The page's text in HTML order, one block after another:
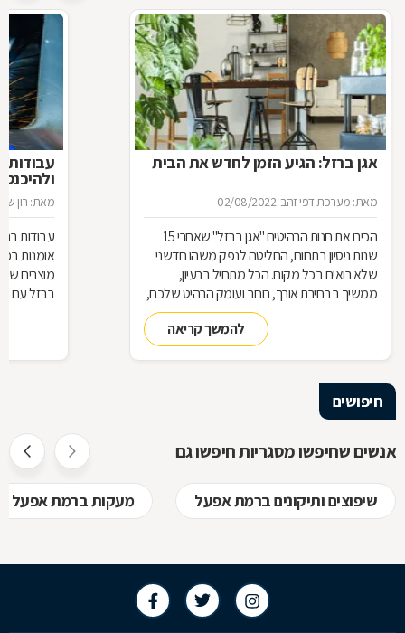
אגן ברזל: הגיע הזמן לחדש את הבית
מאת: מערכת דפי זהב 02/08/2022
הכירו את חנות הרהיטים ''אגן ברזל'' שאחרי 15
שנות ניסיון בתחום, החליטה לנפק משהו חדשני
שלא רואים בכל מקום. הכל מתחיל ברעיון,
ממשיך בבחירת אורך, רוחב ועומק הרהיט שלכם,
ממשיך בייצור מקורי ממיטב חומרי הגלם ומסתיים
ביצירת הפתרון המרשים והמעשי ביותר עבורכם
להמשך קריאה
עבודות
מאת: רון
עבודות
אומנות
מוצרים
ברזל עם
חיפושים
אנשים שחיפשו מסגריות חיפשו גם
שיפוצים ותיקונים ברמת אפעל מעקות ברמת אפעל